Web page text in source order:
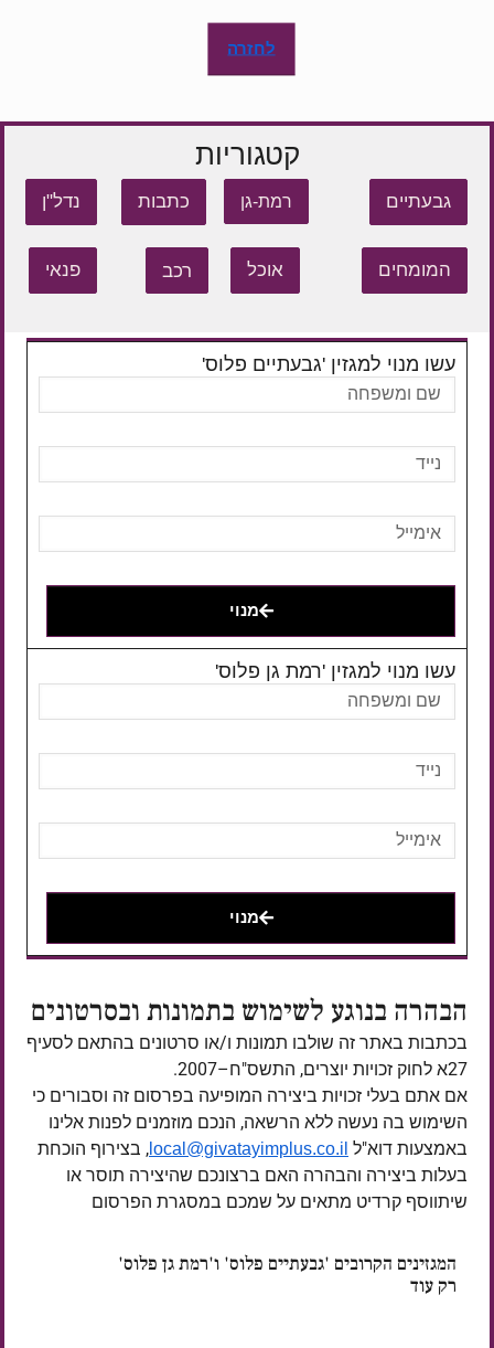
לחזרה
קטגוריות
גבעתיים רמת-גן כתבות נדל"ן
המומחים אוכל רכב פנאי
עשו מנוי למגזין 'גבעתיים פלוס'
מנוי
עשו מנוי למגזין 'רמת גן פלוס'
מנוי
הבהרה בנוגע לשימוש בתמונות ובסרטונים
בכתבות באתר זה שולבו תמונות ו/או סרטונים בהתאם לסעיף
27א לחוק זכויות יוצרים, התשס"ח–2007.
אם אתם בעלי זכויות ביצירה המופיעה בפרסום זה וסבורים כי
השימוש בה נעשה ללא הרשאה, הנכם מוזמנים לפנות אלינו
באמצעות דוא"ל local@givatayimplus.co.il , בצירוף הוכחת
בעלות ביצירה והבהרה האם ברצונכם שהיצירה תוסר או
שיתווסף קרדיט מתאים על שמכם במסגרת הפרסום
המגזינים הקרובים 'גבעתיים פלוס' ו'רמת גן פלוס'
רק עוד